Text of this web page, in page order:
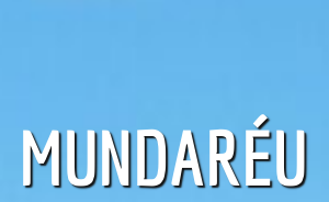
MUNDARÉU